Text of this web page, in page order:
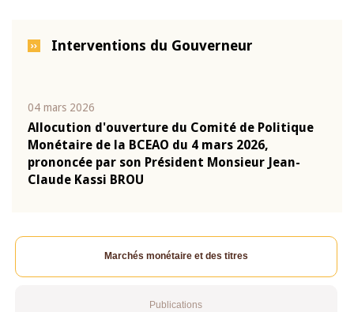
Interventions du Gouverneur
04 mars 2026
Allocution d'ouverture du Comité de Politique
Monétaire de la BCEAO du 4 mars 2026,
prononcée par son Président Monsieur Jean-
Claude Kassi BROU
Marchés monétaire et des titres
Publications